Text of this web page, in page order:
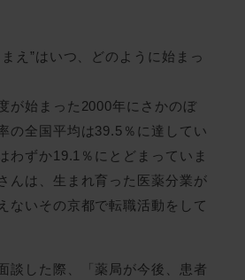
え”はいつ、どのように始まっ
が始まった2000年にさかのぼ
の全国平均は39.5％に達してい
わずか19.1％にとどまっていま
んは、生まれ育った医薬分業が
ないその京都で転職活動をして
談した際、「薬局が今後、患者